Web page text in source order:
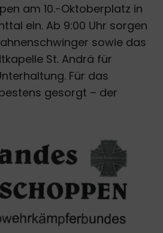
am 10.-Oktoberplatz in
ein. Ab 9:00 Uhr sorgen
sowie das
St. Andrä für
Für das
gesorgt – der